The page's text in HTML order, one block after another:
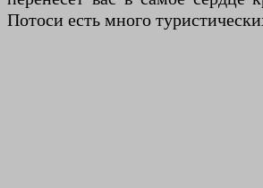
Потоси есть много